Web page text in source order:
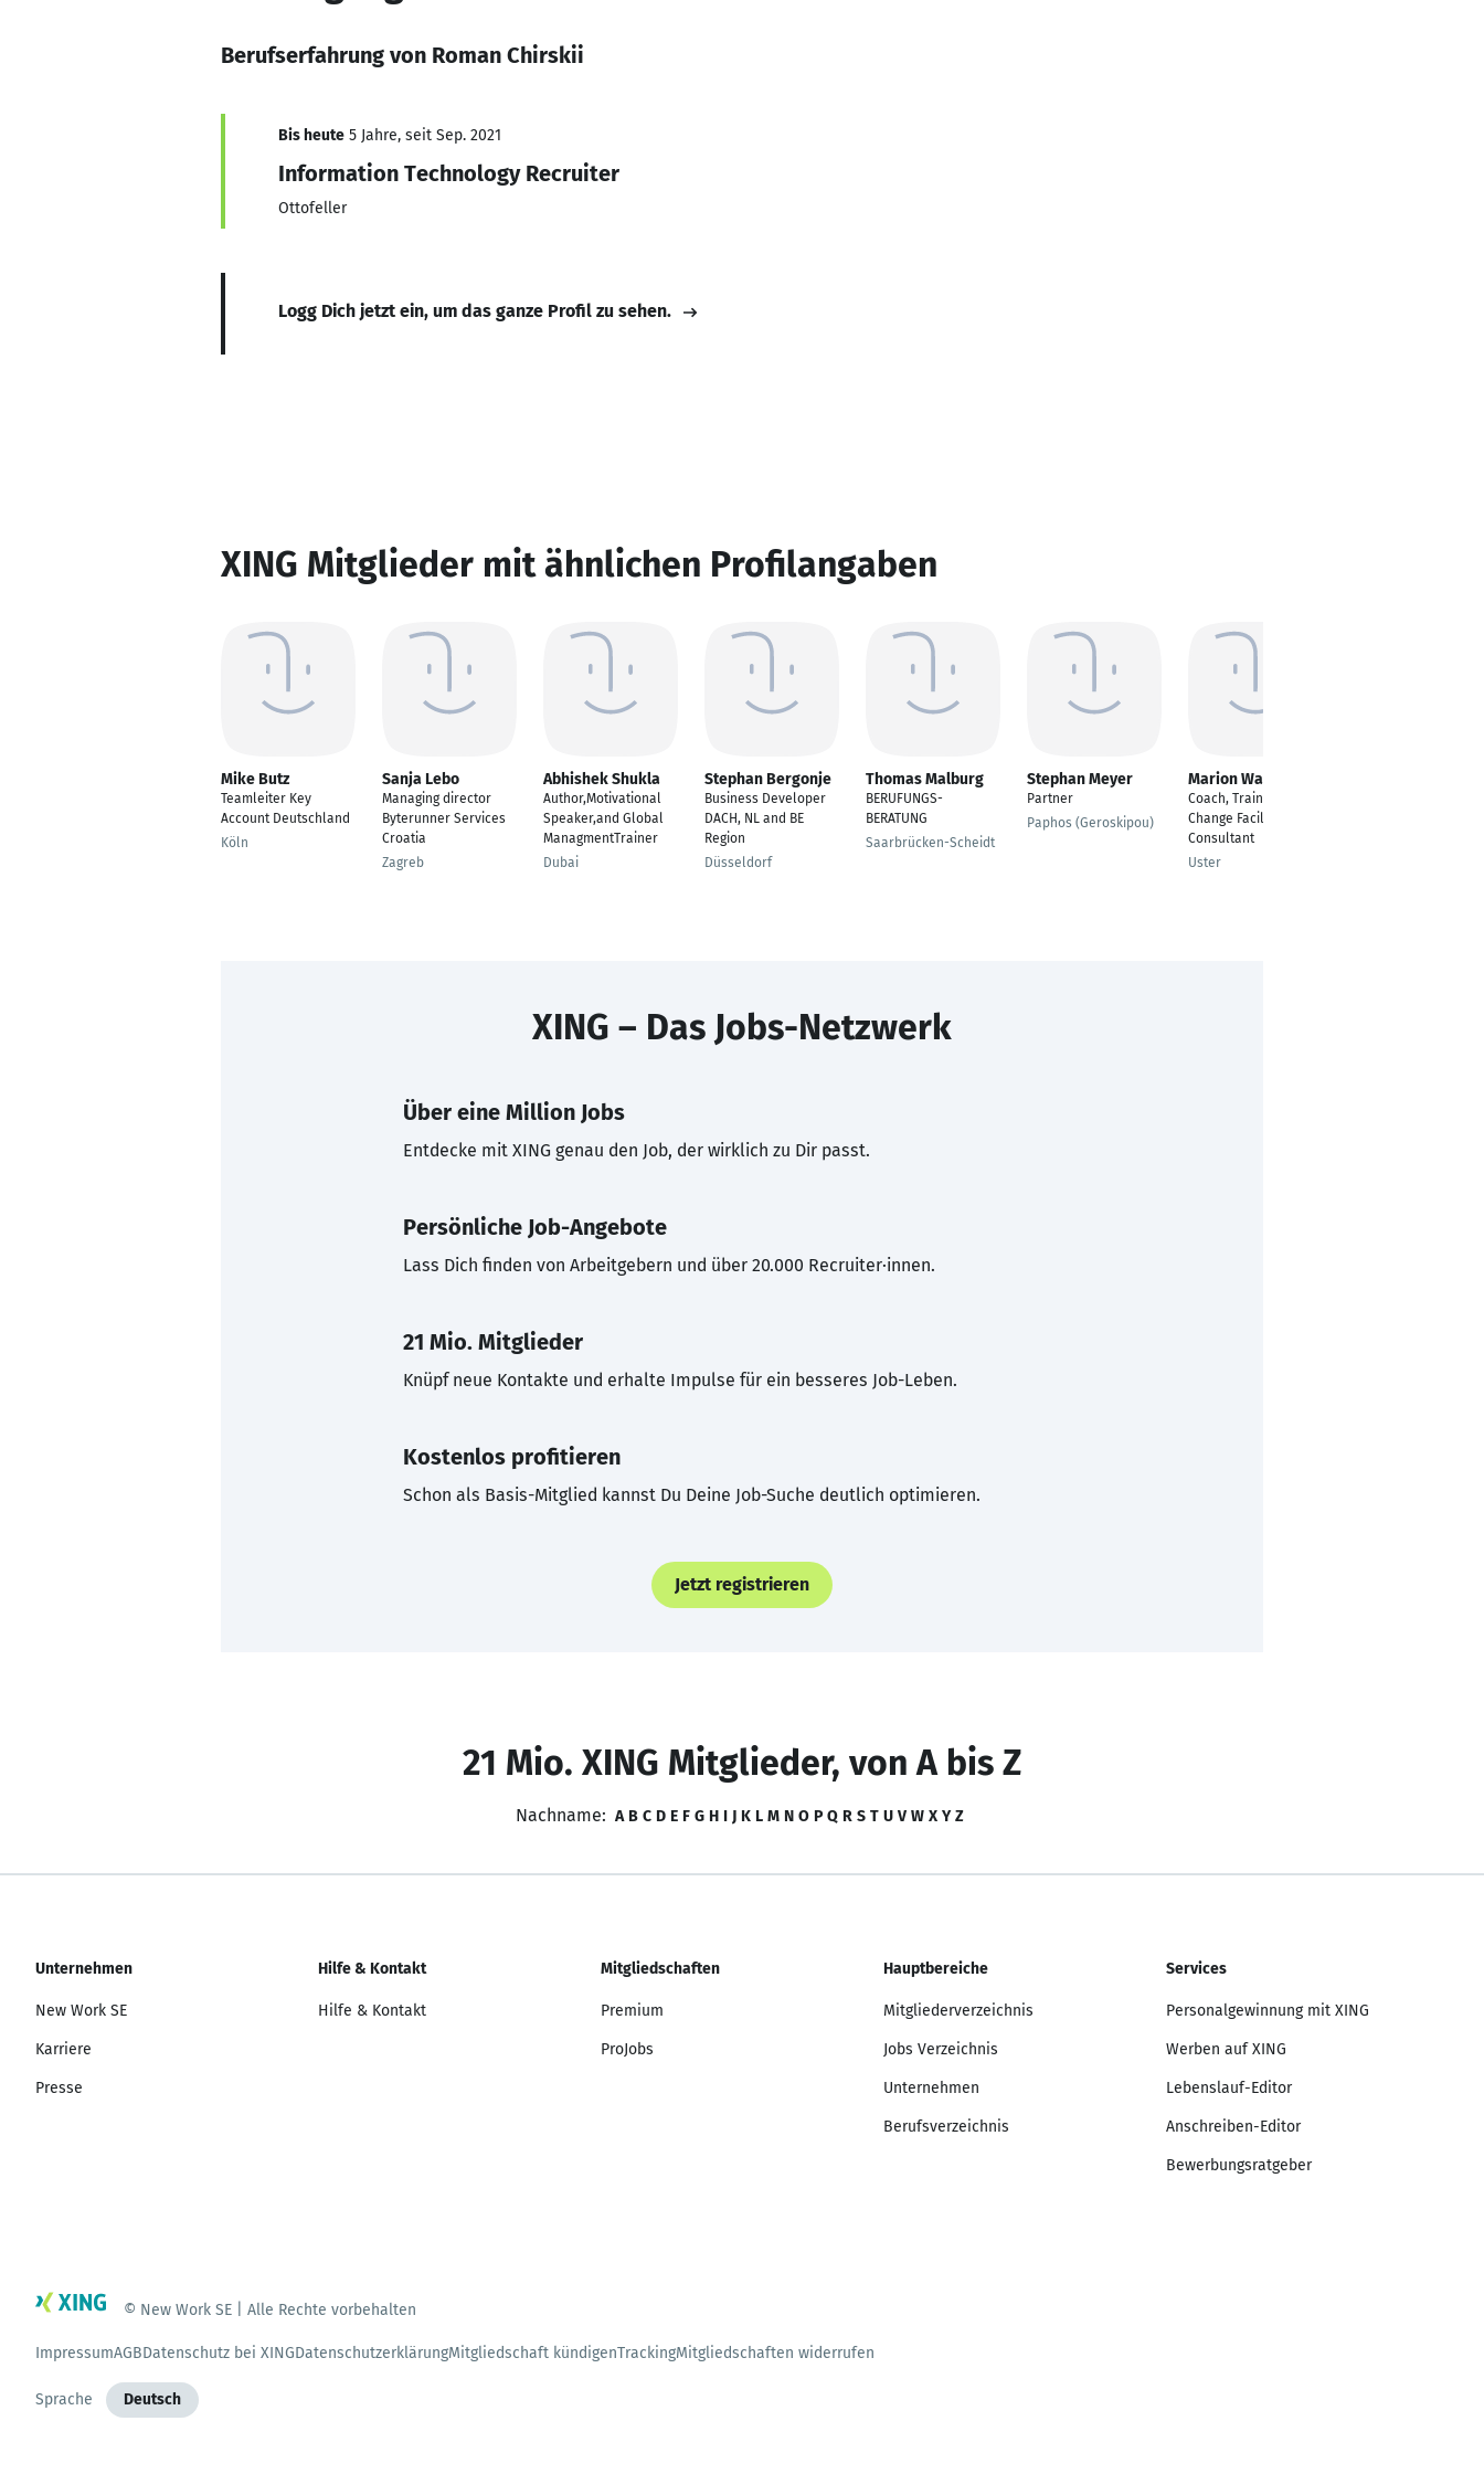
Berufserfahrung von Roman Chirskii
Bis heute 5 Jahre, seit Sep. 2021
Information Technology Recruiter
Ottofeller
Logg Dich jetzt ein, um das ganze Profil zu sehen.
XING Mitglieder mit ähnlichen Profilangaben
Mike Butz
Teamleiter Key
Account Deutschland
Köln
Sanja Lebo
Managing director
Byterunner Services
Croatia
Zagreb
Abhishek Shukla
Author,Motivational
Speaker,and Global
ManagmentTrainer
Dubai
Stephan Bergonje
Business Developer
DACH, NL and BE
Region
Düsseldorf
Thomas Malburg
BERUFUNGS-
BERATUNG
Saarbrücken-Scheidt
Stephan Meyer
Partner
Paphos (Geroskipou)
Marion Walz
Coach, Trainer,
Change Facilitator &
Consultant
Uster
XING – Das Jobs-Netzwerk
Über eine Million Jobs
Entdecke mit XING genau den Job, der wirklich zu Dir passt.
Persönliche Job-Angebote
Lass Dich finden von Arbeitgebern und über 20.000 Recruiter·innen.
21 Mio. Mitglieder
Knüpf neue Kontakte und erhalte Impulse für ein besseres Job-Leben.
Kostenlos profitieren
Schon als Basis-Mitglied kannst Du Deine Job-Suche deutlich optimieren.
Jetzt registrieren
21 Mio. XING Mitglieder, von A bis Z
Nachname: A B C D E F G H I J K L M N O P Q R S T U V W X Y Z
Unternehmen
New Work SE
Karriere
Presse
Hilfe & Kontakt
Hilfe & Kontakt
Mitgliedschaften
Premium
ProJobs
Hauptbereiche
Mitgliederverzeichnis
Jobs Verzeichnis
Unternehmen
Berufsverzeichnis
Services
Personalgewinnung mit XING
Werben auf XING
Lebenslauf-Editor
Anschreiben-Editor
Bewerbungsratgeber
© New Work SE | Alle Rechte vorbehalten
ImpressumAGBDatenschutz bei XINGDatenschutzerklärungMitgliedschaft kündigenTrackingMitgliedschaften widerrufen
Sprache Deutsch